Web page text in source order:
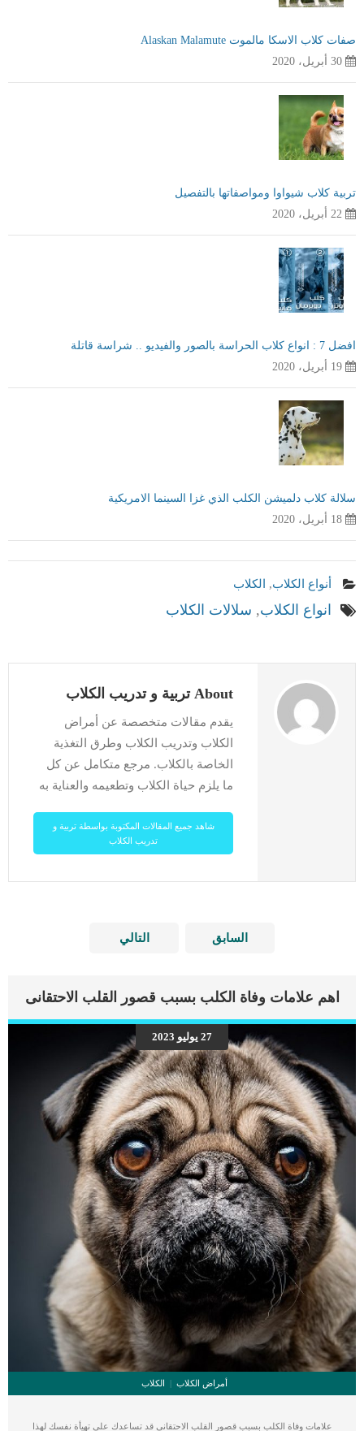
صفات كلاب الاسكا مالموت Alaskan Malamute
30 أبريل، 2020
تربية كلاب شيواوا ومواصفاتها بالتفصيل
22 أبريل، 2020
افضل 7 : انواع كلاب الحراسة بالصور والفيديو .. شراسة قاتلة
19 أبريل، 2020
سلالة كلاب دلميشن الكلب الذي غزا السينما الامريكية
18 أبريل، 2020
أنواع الكلاب, الكلاب
انواع الكلاب, سلالات الكلاب
About تربية و تدريب الكلاب
يقدم مقالات متخصصة عن أمراض
الكلاب وتدريب الكلاب وطرق التغذية
الخاصة بالكلاب. مرجع متكامل عن كل
ما يلزم حياة الكلاب وتطعيمه والعناية به
شاهد جميع المقالات المكتوبة بواسطة تربية و
تدريب الكلاب
السابق التالي
اهم علامات وفاة الكلب بسبب قصور القلب الاحتقانى
27 يوليو 2023
أمراض الكلاب الكلاب
علامات وفاة الكلب بسبب قصور القلب الاحتقانى قد تساعدك على تهيأة نفسك لهذا